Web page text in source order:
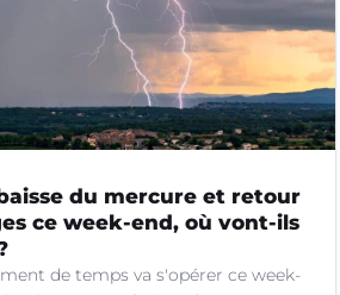
du mercure et retour
ce week-end, où vont-ils
de temps va s'opérer ce week-